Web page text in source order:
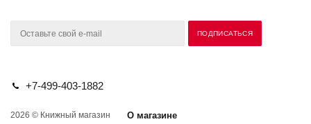
+7-499-403-1882
2026 © Книжный магазин
О магазине